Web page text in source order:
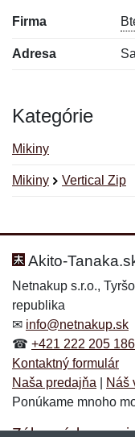
Firma
Adresa
Kategórie
Mikiny
Mikiny Vertical Zip
Hodnotenie:
Meno:*
E-mail:
Meno:
E-mail:*
Správa*
Akito-
Netnakup s.r.o.,
republika
✉ info@netnakup.sk
☎ +421 222 205 186
Kontaktný formulár
Naša predajňa
Náš
Ponúkame mnoho
Zákaznícky